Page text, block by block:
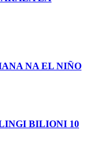
NA EL NIÑO
BILIONI 10